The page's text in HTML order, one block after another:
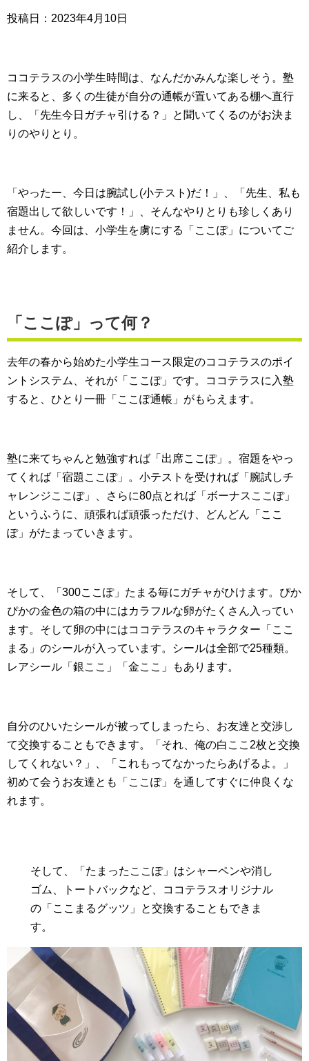
投稿日：2023年4月10日
ココテラスの小学生時間は、なんだかみんな楽しそう。塾
に来ると、多くの生徒が自分の通帳が置いてある棚へ直行
し、「先生今日ガチャ引ける？」と聞いてくるのがお決ま
りのやりとり。
「やったー、今日は腕試し(小テスト)だ！」、「先生、私も
宿題出して欲しいです！」、そんなやりとりも珍しくあり
ません。今回は、小学生を虜にする「ここぽ」についてご
紹介します。
「ここぽ」って何？
去年の春から始めた小学生コース限定のココテラスのポイ
ントシステム、それが「ここぽ」です。ココテラスに入塾
すると、ひとり一冊「ここぽ通帳」がもらえます。
塾に来てちゃんと勉強すれば「出席ここぽ」。宿題をやっ
てくれば「宿題ここぽ」。小テストを受ければ「腕試しチ
ャレンジここぽ」、さらに80点とれば「ボーナスここぽ」
というふうに、頑張れば頑張っただけ、どんどん「ここ
ぽ」がたまっていきます。
そして、「300ここぽ」たまる毎にガチャがひけます。ぴか
ぴかの金色の箱の中にはカラフルな卵がたくさん入ってい
ます。そして卵の中にはココテラスのキャラクター「ここ
まる」のシールが入っています。シールは全部で25種類。
レアシール「銀ここ」「金ここ」もあります。
自分のひいたシールが被ってしまったら、お友達と交渉し
て交換することもできます。「それ、俺の白ここ2枚と交換
してくれない？」、「これもってなかったらあげるよ。」
初めて会うお友達とも「ここぽ」を通してすぐに仲良くな
れます。
そして、「たまったここぽ」はシャーペンや消し
ゴム、トートバックなど、ココテラスオリジナル
の「ここまるグッツ」と交換することもできま
す。